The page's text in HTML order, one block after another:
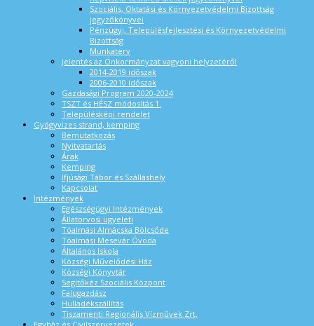
Szociális, Oktatási és Környezetvédelmi Bizottság
jegyzőkönyvei
Pénzügyi, Településfejlesztési és Környezetvédelmi
Bizottság
Munkaterv
Jelentés az Önkormányzat vagyoni helyzetéről
2014-2019 időszak
2006-2010 időszak
Gazdasági Program 2020-2024
TSZT és HÉSZ módosítás 1.
Településképi rendelet
Gyógyvizes strand, kemping
Bemutatkozás
Nyitvatartás
Árak
Kemping
Ifjúsági Tábor és Szálláshely
Kapcsolat
Intézmények
Egészségügyi Intézmények
Állatorvosi ügyeleti
Tóalmási Almácska Bölcsőde
Tóalmási Mesevár Óvoda
Általános Iskola
Községi Művelődési Ház
Községi Könyvtár
Segítőkéz Szociális Központ
Falugazdász
Hulladékszállítás
Tiszamenti Regionális Vízművek Zrt.